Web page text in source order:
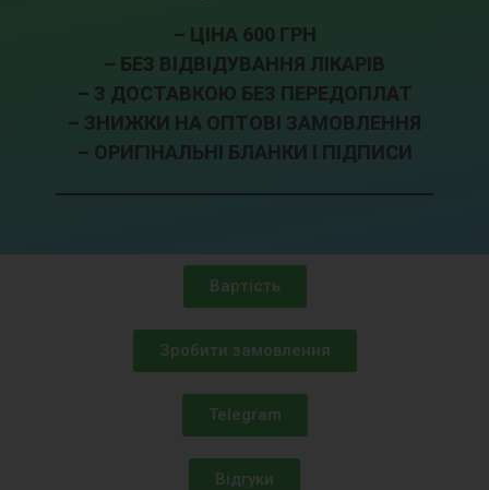
– ЦІНА 600 ГРН
– БЕЗ ВІДВІДУВАННЯ ЛІКАРІВ
– З ДОСТАВКОЮ БЕЗ ПЕРЕДОПЛАТ
– ЗНИЖКИ НА ОПТОВІ ЗАМОВЛЕННЯ
– ОРИГІНАЛЬНІ БЛАНКИ І ПІДПИСИ
Вартість
Зробити замовлення
Telegram
Відгуки